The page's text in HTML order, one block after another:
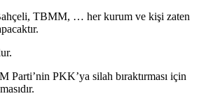
TBMM, … her kurum ve kişi zaten
Parti’nin PKK’ya silah bıraktırması için